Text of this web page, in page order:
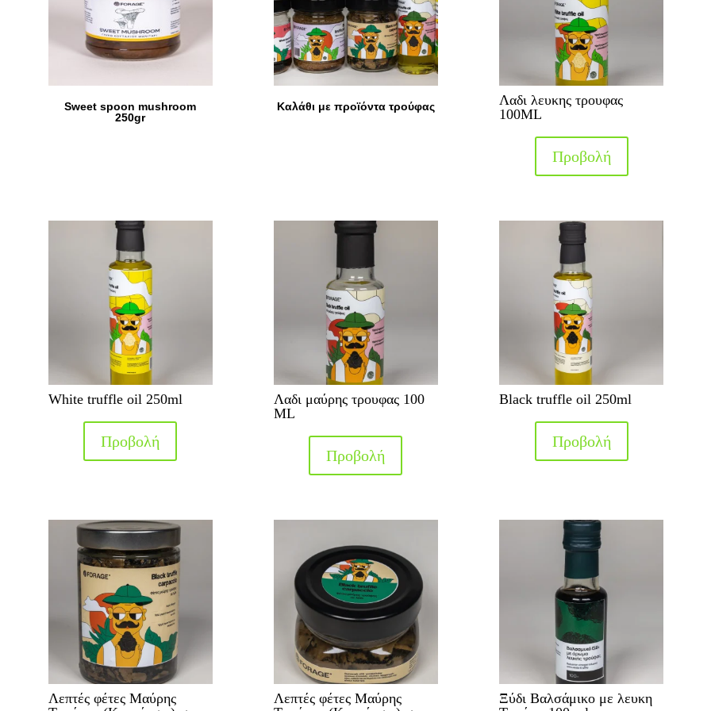
Sweet spoon mushroom
250gr
Καλάθι με προϊόντα τρούφας
Λαδι λευκης τρουφας
100ML
Προβολή
White truffle oil 250ml
Προβολή
Λαδι μαύρης τρουφας 100
ML
Προβολή
Black truffle oil 250ml
Προβολή
Λεπτές φέτες Μαύρης
Λεπτές φέτες Μαύρης
Ξύδι Βαλσάμικο με λευκη